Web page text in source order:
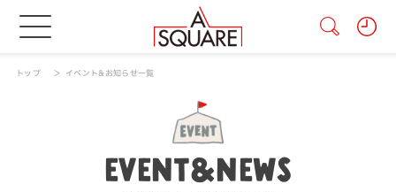
トップ イベント&お知らせ一覧
EVENT&NEWS